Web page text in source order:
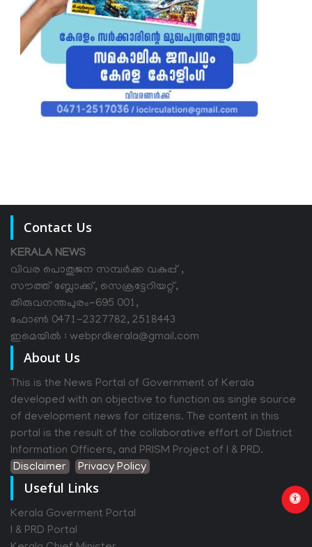
Contact Us
KERALA NEWS
വിവര പൊതുജന സമ്പര്‍ക്ക വകുപ്പ് ,
സൗത്ത് ബ്ലോക്ക്, സെക്രട്ടേറിയറ്റ്,
തിരുവനന്തപുരം-695 001,
ഫോൺ 0471-2327782, 2518443
ഇമെയിൽ : webprdkerala@gmail.com
About Us
This is the News Portal of Government of Kerala
developed with an objective to function as single source
of development news for citizens. The content in this
portal is the result of the collaborative effort of District
Information Officers, and PRISM Project of I & PRD.
Disclaimer
Privacy Policy
Useful Links
Kerala Goverment Portal
I & PRD Portal